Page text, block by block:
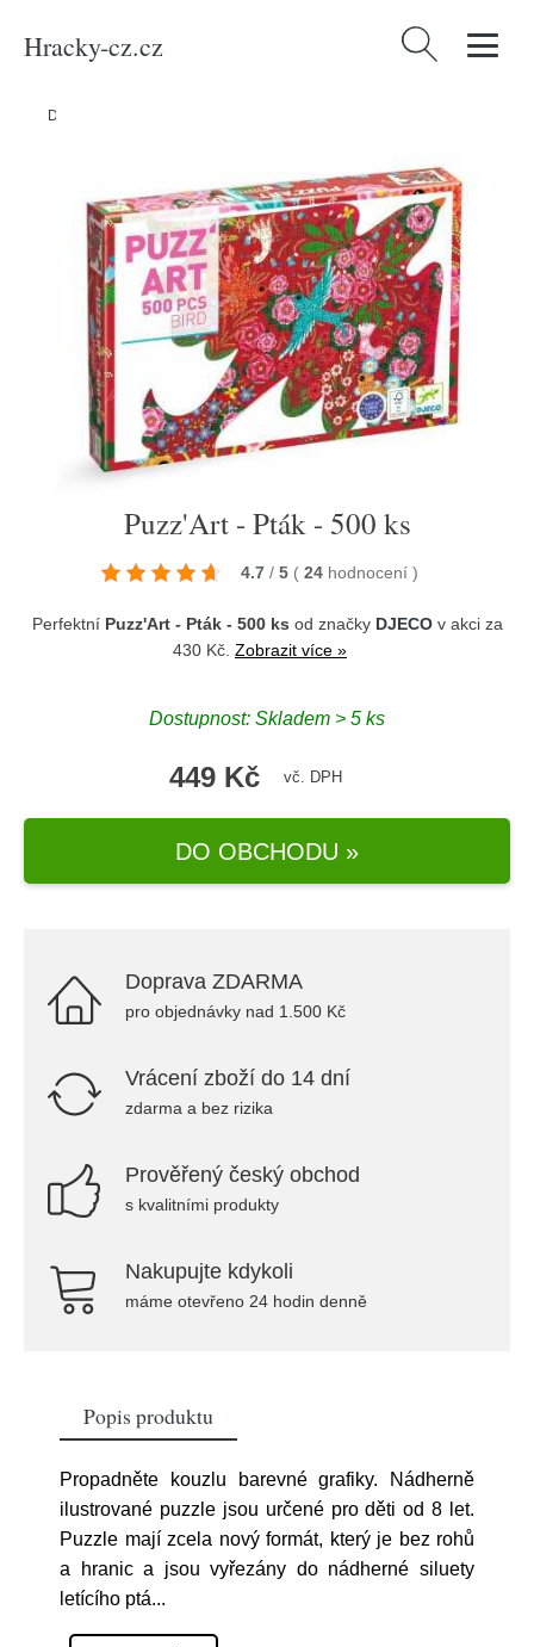
Hracky-cz.cz Vyhledávání
Domů
Puzz'Art - Pták - 500 ks
4.7 / 5 ( 24 hodnocení )
Perfektní Puzz'Art - Pták - 500 ks od značky DJECOv akci za
430 Kč. Zobrazit více »
Dostupnost: Skladem > 5 ks
449 Kč vč. DPH
DO OBCHODU »
Doprava ZDARMA
pro objednávky nad 1.500 Kč
Vrácení zboží do 14 dní
zdarma a bez rizika
Prověřený český obchod
s kvalitními produkty
Nakupujte kdykoli
máme otevřeno 24 hodin denně
Popis produktu
Propadněte kouzlu barevné grafiky. Nádherně
ilustrované puzzle jsou určené pro děti od 8 let.
Puzzle mají zcela nový formát, který je bez rohů
a hranic a jsou vyřezány do nádherné siluety
letícího ptá...